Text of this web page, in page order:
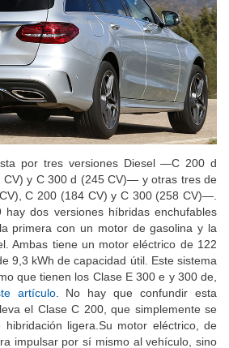
por tres versiones Diesel —C 200 d
CV) y C 300 d (245 CV)— y otras tres de
C 200 (184 CV) y C 300 (258 CV)—.
hay dos versiones híbridas enchufables
primera con un motor de gasolina y la
Ambas tiene un motor eléctrico de 122
9,3 kWh de capacidad útil. Este sistema
que tienen los Clase E 300 e y 300 de,
artículo. No hay que confundir esta
el Clase C 200, que simplemente se
ligera.Su motor eléctrico, de
impulsar por sí mismo al vehículo, sino